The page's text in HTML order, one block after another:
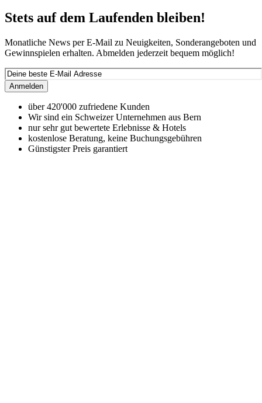
Stets auf dem Laufenden bleiben!
Monatliche News per E-Mail zu Neuigkeiten, Sonderangeboten und
Gewinnspielen erhalten. Abmelden jederzeit bequem möglich!
Anmelden
über 420'000 zufriedene Kunden
Wir sind ein Schweizer Unternehmen aus Bern
nur sehr gut bewertete Erlebnisse & Hotels
kostenlose Beratung, keine Buchungsgebühren
Günstigster Preis garantiert